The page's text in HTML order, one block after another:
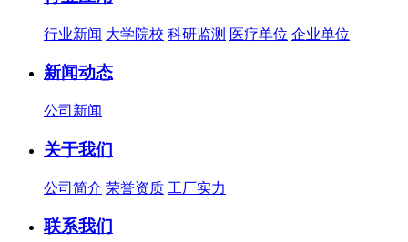
行业新闻 大学院校 科研监测 医疗单位 企业单位
新闻动态
公司新闻
关于我们
公司简介 荣誉资质 工厂实力
联系我们